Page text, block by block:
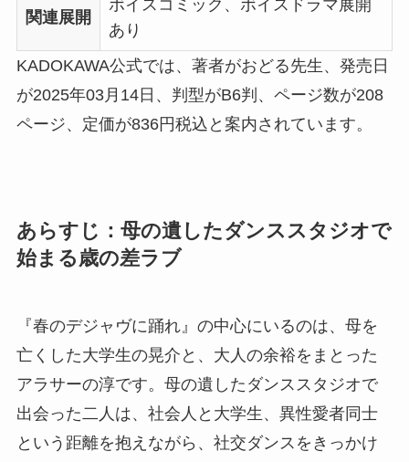
関連展開
ボイスコミック、ボイスドラマ展開
あり
KADOKAWA公式では、著者がおどる先生、発売日
が2025年03月14日、判型がB6判、ページ数が208
ページ、定価が836円税込と案内されています。
あらすじ：母の遺したダンススタジオで
始まる歳の差ラブ
『春のデジャヴに踊れ』の中心にいるのは、母を
亡くした大学生の晃介と、大人の余裕をまとった
アラサーの淳です。母の遺したダンススタジオで
出会った二人は、社会人と大学生、異性愛者同士
という距離を抱えながら、社交ダンスをきっかけ